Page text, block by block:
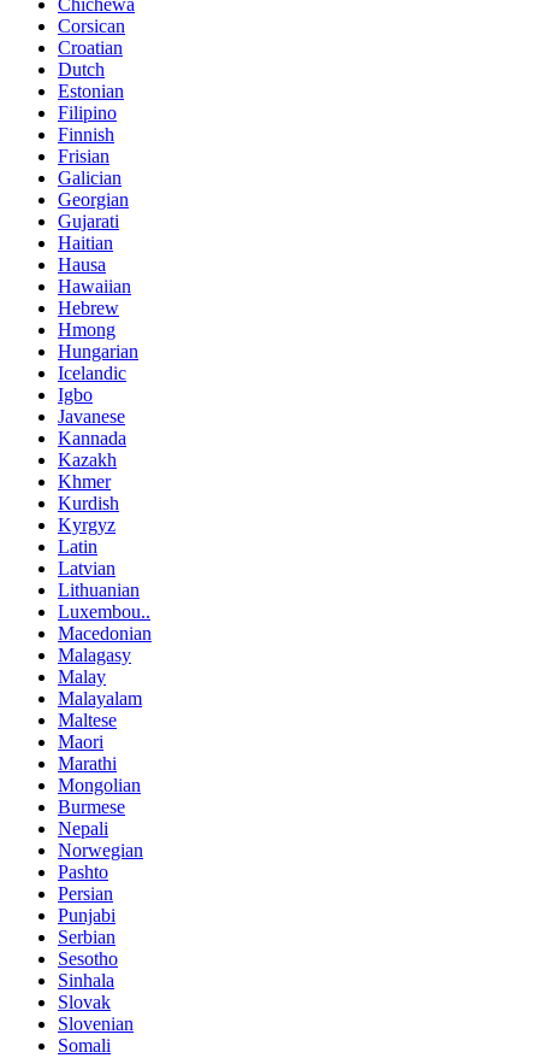
Chichewa
Corsican
Croatian
Dutch
Estonian
Filipino
Finnish
Frisian
Galician
Georgian
Gujarati
Haitian
Hausa
Hawaiian
Hebrew
Hmong
Hungarian
Icelandic
Igbo
Javanese
Kannada
Kazakh
Khmer
Kurdish
Kyrgyz
Latin
Latvian
Lithuanian
Luxembou..
Macedonian
Malagasy
Malay
Malayalam
Maltese
Maori
Marathi
Mongolian
Burmese
Nepali
Norwegian
Pashto
Persian
Punjabi
Serbian
Sesotho
Sinhala
Slovak
Slovenian
Somali